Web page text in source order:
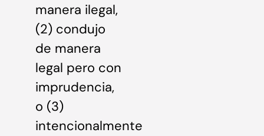
manera ilegal,
(2) condujo
de manera
legal pero con
imprudencia,
o (3)
intencionalmente